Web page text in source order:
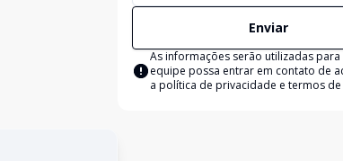
Enviar
As informações serão utilizadas para
equipe possa entrar em contato de
a política de privacidade e termos de